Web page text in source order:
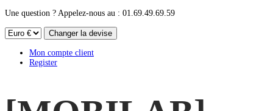
Une question ? Appelez-nous au : 01.69.49.69.59
Mon compte client
Register